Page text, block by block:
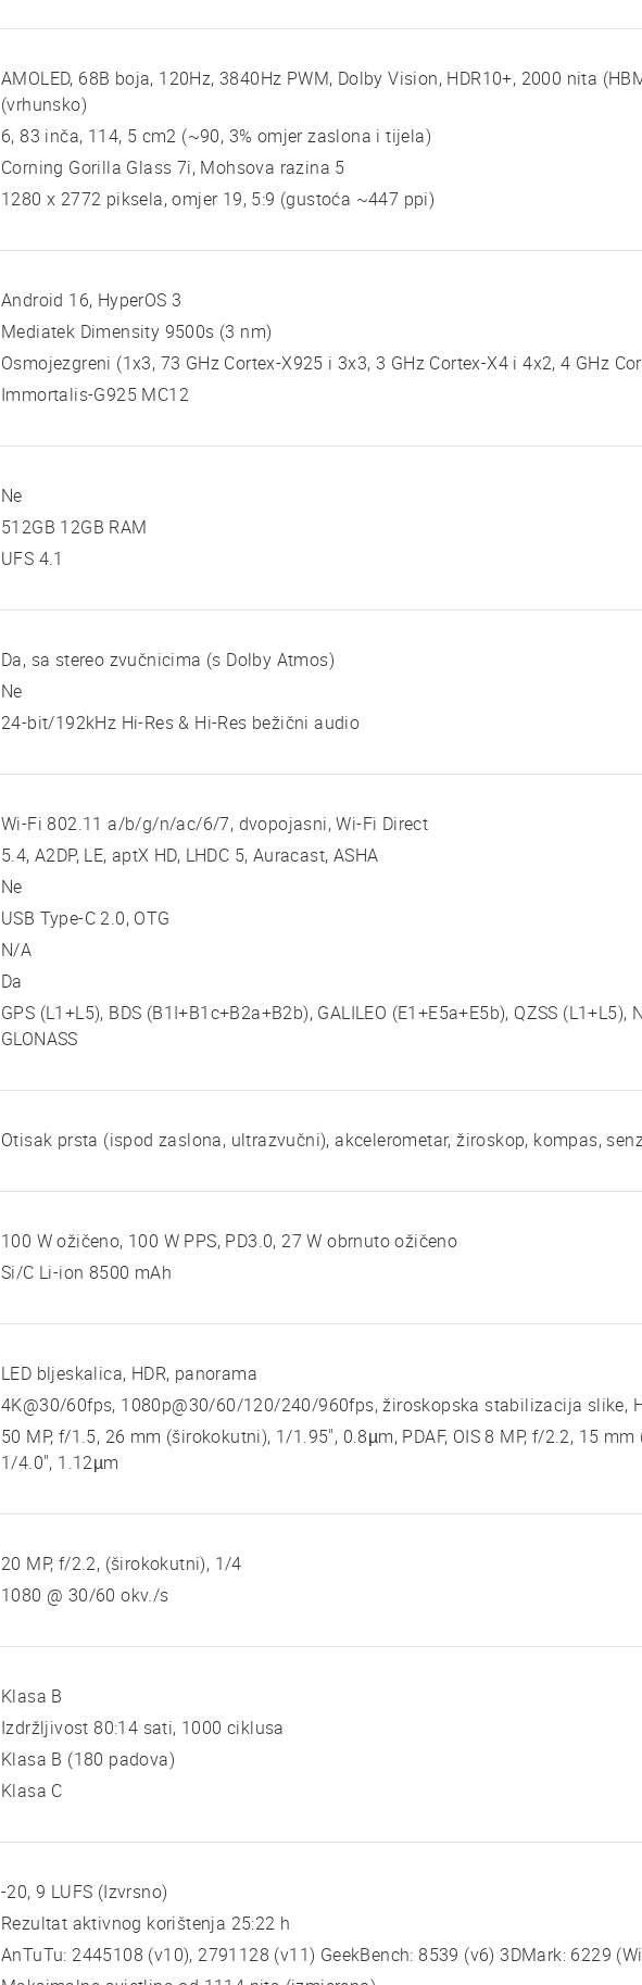
AMOLED, 68B boja, 120Hz, 3840Hz PWM, Dolby Vision, HDR10+, 2000 nita
(vrhunsko)
6, 83 inča, 114, 5 cm2 (~90, 3% omjer zaslona i tijela)
Corning Gorilla Glass 7i, Mohsova razina 5
1280 x 2772 piksela, omjer 19, 5:9 (gustoća ~447 ppi)
Android 16, HyperOS 3
Mediatek Dimensity 9500s (3 nm)
Osmojezgreni (1x3, 73 GHz Cortex-X925 i 3x3, 3 GHz Cortex-X4 i 4x2, 4 GHz
Immortalis-G925 MC12
Ne
512GB 12GB RAM
UFS 4.1
Da, sa stereo zvučnicima (s Dolby Atmos)
Ne
24-bit/192kHz Hi-Res & Hi-Res bežični audio
Wi-Fi 802.11 a/b/g/n/ac/6/7, dvopojasni, Wi-Fi Direct
5.4, A2DP, LE, aptX HD, LHDC 5, Auracast, ASHA
Ne
USB Type-C 2.0, OTG
N/A
Da
GPS (L1+L5), BDS (B1I+B1c+B2a+B2b), GALILEO (E1+E5a+E5b), QZSS (L1+L5),
GLONASS
Otisak prsta (ispod zaslona, ultrazvučni), akcelerometar, žiroskop, kompas,
100 W ožičeno, 100 W PPS, PD3.0, 27 W obrnuto ožičeno
Si/C Li-ion 8500 mAh
LED bljeskalica, HDR, panorama
4K@30/60fps, 1080p@30/60/120/240/960fps, žiroskopska stabilizacija slike,
50 MP, f/1.5, 26 mm (širokokutni), 1/1.95", 0.8µm, PDAF, OIS 8 MP, f/2.2, 15
1/4.0", 1.12µm
20 MP, f/2.2, (širokokutni), 1/4
1080 @ 30/60 okv./s
Klasa B
Izdržljivost 80:14 sati, 1000 ciklusa
Klasa B (180 padova)
Klasa C
-20, 9 LUFS (Izvrsno)
Rezultat aktivnog korištenja 25:22 h
AnTuTu: 2445108 (v10), 2791128 (v11) GeekBench: 8539 (v6) 3DMark: 6229